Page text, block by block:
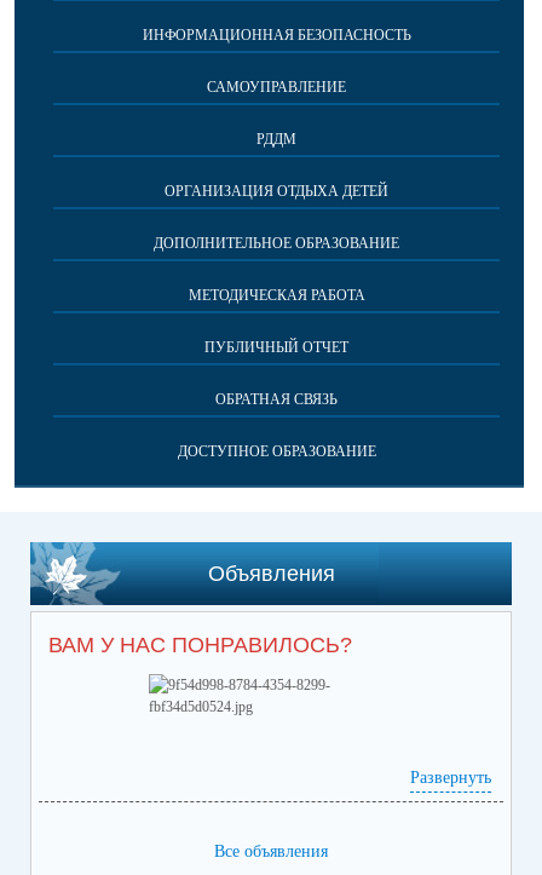
ИНФОРМАЦИОННАЯ БЕЗОПАСНОСТЬ
САМОУПРАВЛЕНИЕ
РДДМ
ОРГАНИЗАЦИЯ ОТДЫХА ДЕТЕЙ
ДОПОЛНИТЕЛЬНОЕ ОБРАЗОВАНИЕ
МЕТОДИЧЕСКАЯ РАБОТА
ПУБЛИЧНЫЙ ОТЧЕТ
ОБРАТНАЯ СВЯЗЬ
ДОСТУПНОЕ ОБРАЗОВАНИЕ
Объявления
ВАМ У НАС ПОНРАВИЛОСЬ?
Развернуть
Все объявления